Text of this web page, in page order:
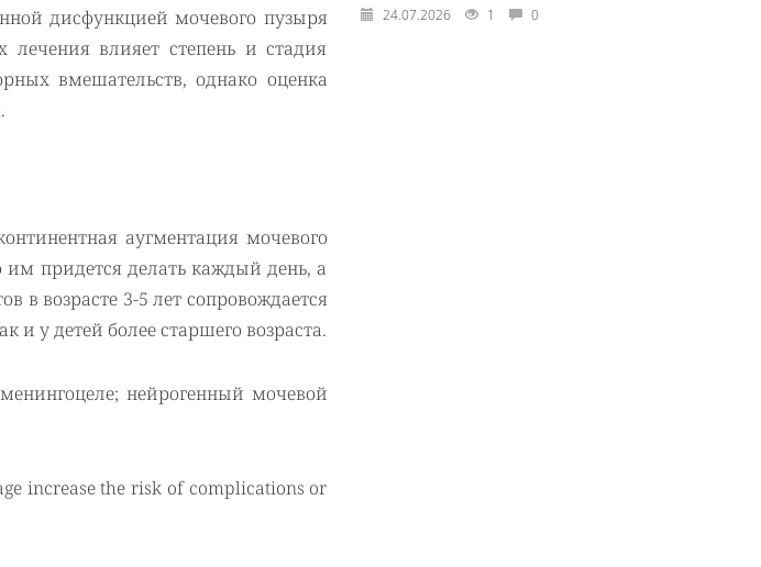
дисфункцией мочевого пузыря
лечения влияет степень и стадия
вмешательств, однако оценка
аугментация мочевого
придется делать каждый день, а
в возрасте 3-5 лет сопровождается
у детей более старшего возраста.
нейрогенный мочевой
increase the risk of complications or
24.07.2026 1 0